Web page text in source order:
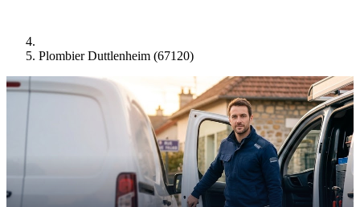
Plombier Duttlenheim (67120)